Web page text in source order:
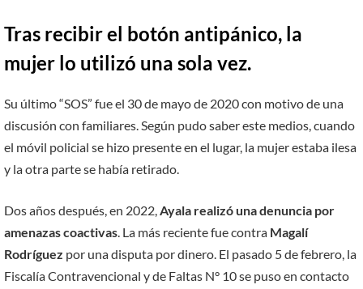
Tras recibir el botón antipánico, la
mujer lo utilizó una sola vez.
Su último “SOS” fue el 30 de mayo de 2020 con motivo de una
discusión con familiares. Según pudo saber este medios, cuando
el móvil policial se hizo presente en el lugar, la mujer estaba ilesa
y la otra parte se había retirado.
Dos años después, en 2022,Ayala realizó una denuncia por
amenazas coactivas. La más reciente fue contra Magalí
Rodríguez por una disputa por dinero. El pasado 5 de febrero, la
Fiscalía Contravencional y de Faltas N° 10 se puso en contacto